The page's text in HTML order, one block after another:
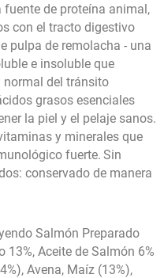
de proteína animal,
con el tracto digestivo
pulpa de remolacha - una
e insoluble que
del tránsito
grasos esenciales
la piel y el pelaje sanos.
y minerales que
fuerte. Sin
conservado de manera
Salmón Preparado
13%, Aceite de Salmón 6%
Avena, Maíz (13%),